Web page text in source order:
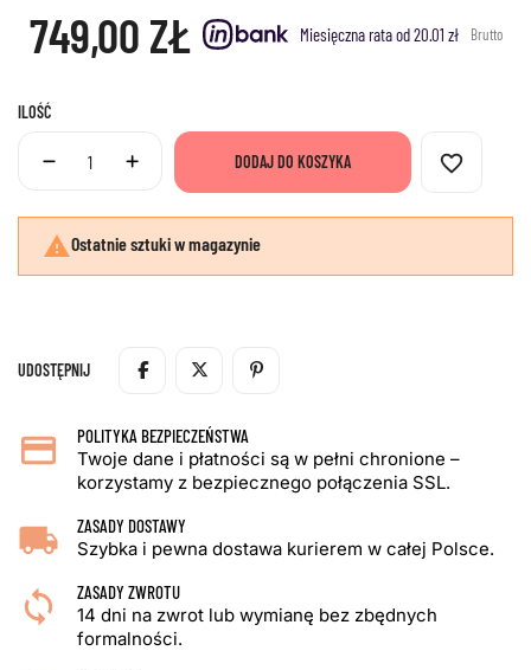
749,00 ZŁ Miesięczna rata od 20.01 zł Brutto
ILOŚĆ
DODAJ DO KOSZYKA favorite_border
Ostatnie sztuki w magazynie
UDOSTĘPNIJ
POLITYKA BEZPIECZEŃSTWA
Twoje dane i płatności są w pełni chronione –
korzystamy z bezpiecznego połączenia SSL.
ZASADY DOSTAWY
Szybka i pewna dostawa kurierem w całej Polsce.
ZASADY ZWROTU
14 dni na zwrot lub wymianę bez zbędnych
formalności.